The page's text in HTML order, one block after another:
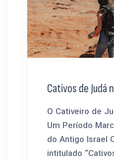
Cativos de Judá
O Cativeiro de
Um Período
do Antigo Israel
intitulado